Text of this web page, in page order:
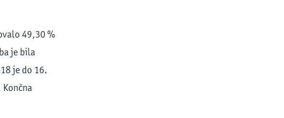
49,30 %
je bila
je do 16.